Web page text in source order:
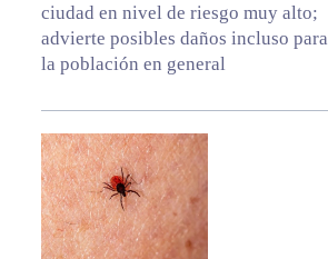
ciudad en nivel de riesgo muy alto;
advierte posibles daños incluso para
la población en general